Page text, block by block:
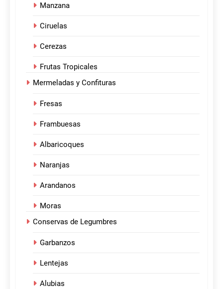
Manzana
Ciruelas
Cerezas
Frutas Tropicales
Mermeladas y Confituras
Fresas
Frambuesas
Albaricoques
Naranjas
Arandanos
Moras
Conservas de Legumbres
Garbanzos
Lentejas
Alubias